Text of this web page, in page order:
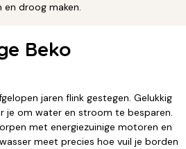
droog maken.
Beko
jaren flink gestegen. Gelukkig
je om water en stroom te besparen.
met energiezuinige motoren en
meet precies hoe vuil je borden